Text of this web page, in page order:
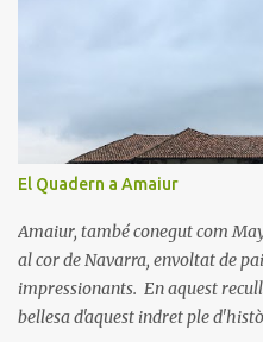
El Quadern a Amaiur
Amaiur, també conegut com
al cor de Navarra, envoltat de
impressionants. En aquest
bellesa d'aquest indret ple